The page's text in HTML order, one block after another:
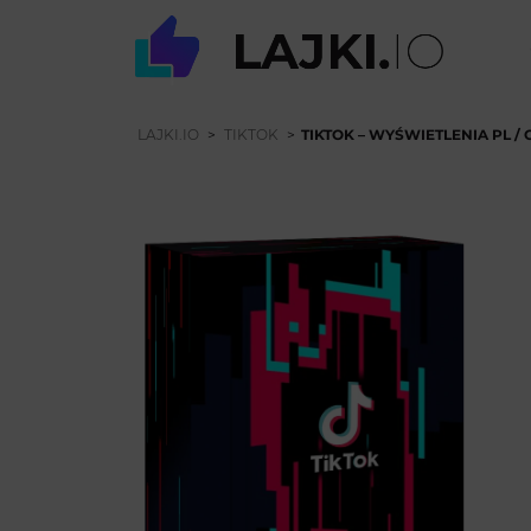
LAJKI.IO > TIKTOK > TIKTOK – WYŚWIETLENIA PL /